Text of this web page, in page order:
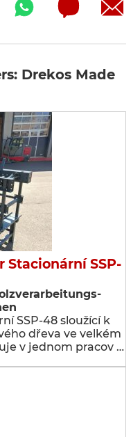
Drekos Made
Stacionární SSP-
SSP-48 sloužící k
dřeva ve velkém
v jednom pracov …